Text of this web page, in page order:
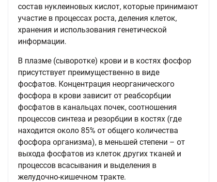
состав нуклеиновых кислот, которые принимают
участие в процессах роста, деления клеток,
хранения и использования генетической
информации.
В плазме (сыворотке) крови и в костях фосфор
присутствует преимущественно в виде
фосфатов. Концентрация неорганического
фосфора в крови зависит от реабсорбции
фосфатов в канальцах почек, соотношения
процессов синтеза и резорбции в костях (где
находится около 85% от общего количества
фосфора организма), в меньшей степени – от
выхода фосфатов из клеток других тканей и
процессов всасывания и выделения в
желудочно-кишечном тракте.